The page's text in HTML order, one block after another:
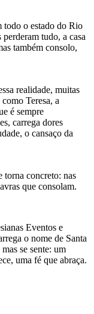
todo o estado do Rio
tudo, a casa
também consolo,
realidade, muitas
Teresa, a
é sempre
carrega dores
o cansaço da
torna concreto: nas
que consolam.
Eventos e
o nome de Santa
se sente: um
uma fé que abraça.